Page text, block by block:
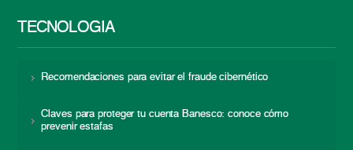
TECNOLOGÍA
Recomendaciones para evitar el fraude cibernético
Claves para proteger tu cuenta Banesco: conoce cómo
prevenir estafas